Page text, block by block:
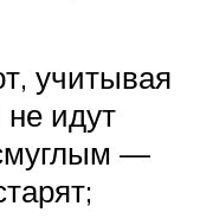
идут
—